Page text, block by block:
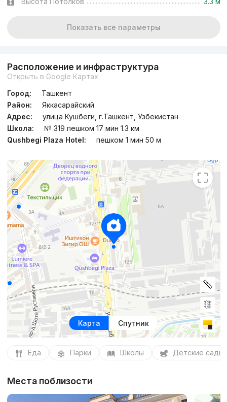
Показать все параметры
Расположение и инфраструктура
Открыть в Google Картах
Город:
Ташкент
Район:
Яккасарайский
Адрес:
улица Кушбеги, г.Ташкент, Узбекистан
Школа:
№ 319 пешком 17 мин 1.3 км
Qushbegi Plaza Hotel:
пешком 1 мин 50 м
Карта Спутник
Еда Парки Школы Детские сады
Места поблизости